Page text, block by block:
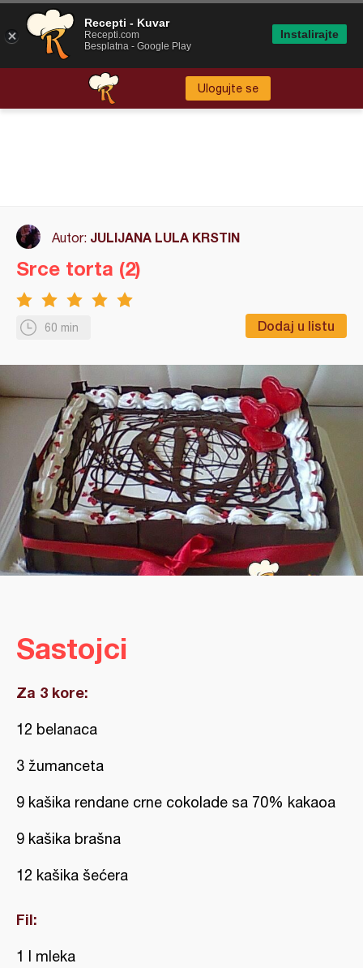
Ulogujte se
Autor: JULIJANA LULA KRSTIN
60 min Dodaj u listu
Srce torta (2)
Sastojci
Za 3 kore:
12 belanaca
3 žumanceta
9 kašika rendane crne cokolade sa 70% kakaoa
9 kašika brašna
12 kašika šećera
Fil:
1 l mleka
Recepti - Kuvar
Recepti.com
Besplatna - Google Play
Instalirajte